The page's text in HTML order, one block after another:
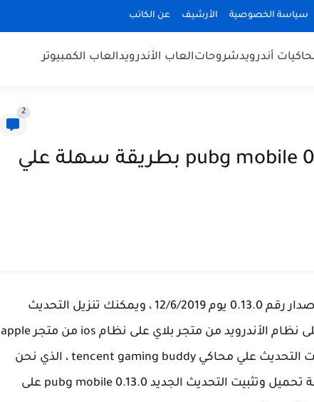
سياسة الخصوصية الأرشيف عن الكاتب
أندرويدشروحاتالعاب الأندرويدالعاب الكمبيوتر
2
تحديث لعبة ببجي اصدار pubg mobile 0.13.0 بطريقة سهلة علي
تم تنزيل اصدار جديد من لعبة ببجي موبايل وهو الإصدار رقم 0.13.0 يوم 12/6/2019 ، ويمكنك تنزيل التحديث
الجديد للعبة على الموبايل الخاص بك وتشغيله على نظام الأندرويد من متجر بلاي على نظام ios من متجر apple
، ولكن قد تجد بعض الصعوبات أثناء تحميل وتثبيت التحديث علي محاكي tencent gaming buddy ، الذي نحن
سوف نشرح لك طريقة تحميل وتثبيت التحديث الجديد pubg mobile 0.13.0 على